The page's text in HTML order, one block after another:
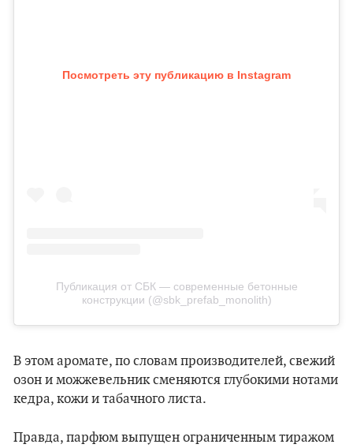
Посмотреть эту публикацию в Instagram
Публикация от СБК — современные бетонные
конструкции (@sbk_prefab_monolith)
В этом аромате, по словам производителей, свежий
озон и можжевельник сменяются глубокими нотами
кедра, кожи и табачного листа.
Правда, парфюм выпущен ограниченным тиражом